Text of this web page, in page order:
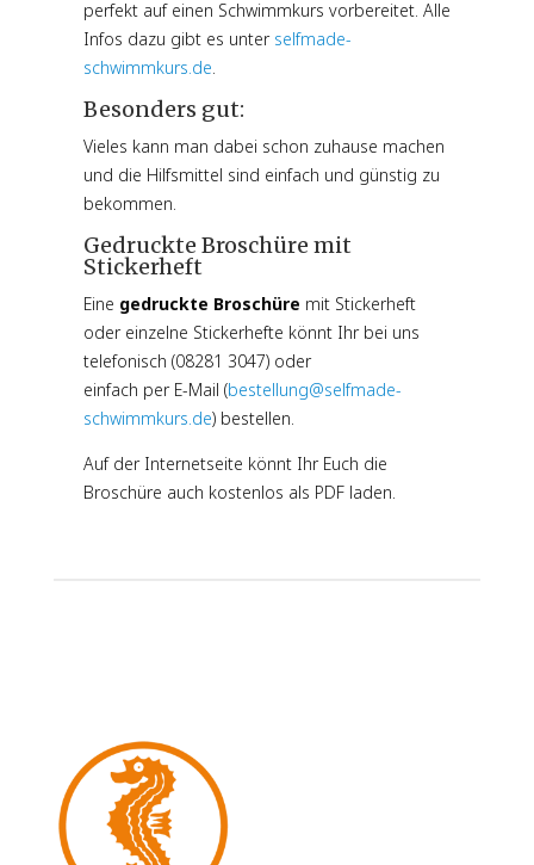
perfekt auf einen Schwimmkurs vorbereitet. Alle
Infos dazu gibt es unter selfmade-
schwimmkurs.de
Besonders gut:
Vieles kann man dabei schon zuhause machen
und die Hilfsmittel sind einfach und günstig zu
bekommen.
Gedruckte Broschüre mit
Stickerheft
Eine gedruckte Broschüre mit Stickerheft
oder einzelne Stickerhefte könnt Ihr bei uns
telefonisch (08281 3047) oder
einfach per E-Mail (bestellung@selfmade-
schwimmkurs.de) bestellen.
Auf der Internetseite könnt Ihr Euch die
Broschüre auch kostenlos als PDF laden.